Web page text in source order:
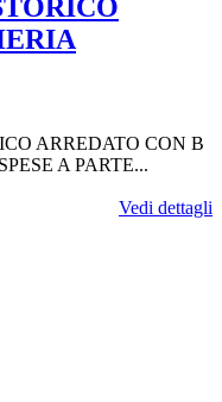
ARREDATO CON B
A PARTE...
Vedi dettagli